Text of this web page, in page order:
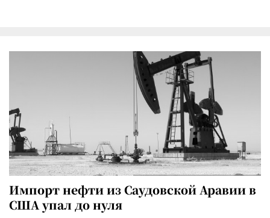
Импорт нефти из Саудовской Аравии в
США упал до нуля